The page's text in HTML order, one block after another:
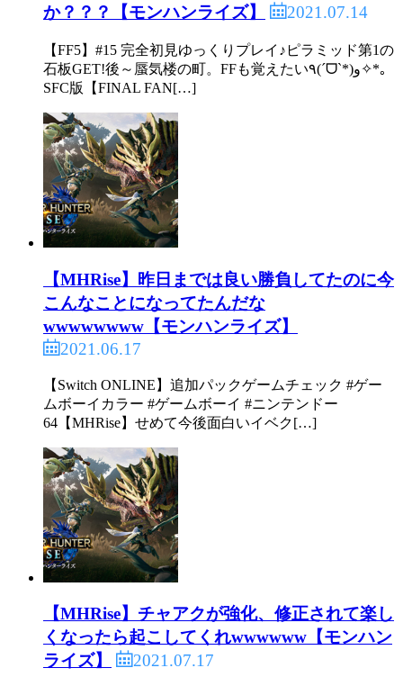
か？？？【モンハンライズ】
2021.07.14
【FF5】#15 完全初見ゆっくりプレイ♪ピラミッド第1の
石板GET!後～蜃気楼の町。FFも覚えたい٩(ˊᗜˋ*)و✧*｡
SFC版【FINAL FAN[…]
【MHRise】昨日までは良い勝負してたのに今
こんなことになってたんだな
wwwwwwww【モンハンライズ】
2021.06.17
【Switch ONLINE】追加パックゲームチェック #ゲー
ムボーイカラー #ゲームボーイ #ニンテンドー
64【MHRise】せめて今後面白いイベク[…]
【MHRise】チャアクが強化、修正されて楽し
くなったら起こしてくれwwwwww【モンハン
ライズ】
2021.07.17